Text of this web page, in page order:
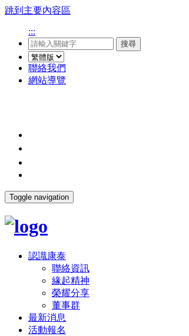
跳到主要內容區
:::
搜尋
聯絡我們
網站導覽
Toggle navigation
認識康泰
聯絡資訊
緣起精神
榮耀分享
董事群
最新消息
活動報名